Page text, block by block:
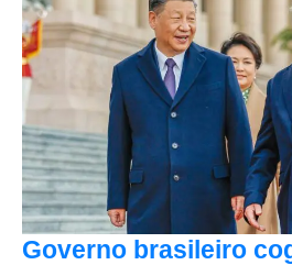
Governo brasileiro